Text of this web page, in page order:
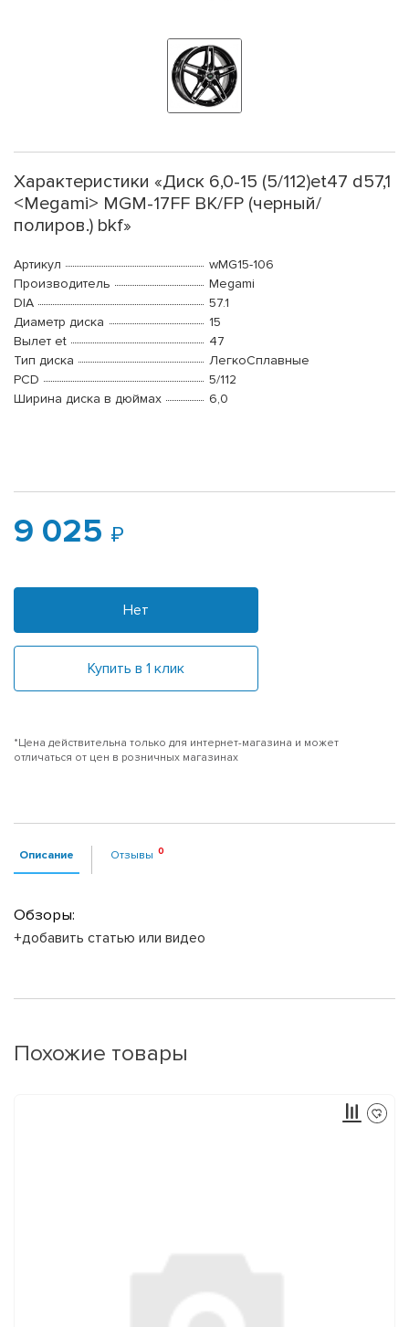
Характеристики «Диск 6,0-15 (5/112)et47 d57,1
<Megami> MGM-17FF BK/FP (черный/
полиров.) bkf»
Артикул
wMG15-106
Производитель
Megami
DIA
57.1
Диаметр диска
15
Вылет et
47
Тип диска
ЛегкоСплавные
PCD
5/112
Ширина диска в дюймах
6,0
9 025
Нет
Купить в 1 клик
*Цена действительна только для интернет-магазина и может
отличаться от цен в розничных магазинах
Описание Отзывы
Обзоры:
+добавить статью или видео
Похожие товары